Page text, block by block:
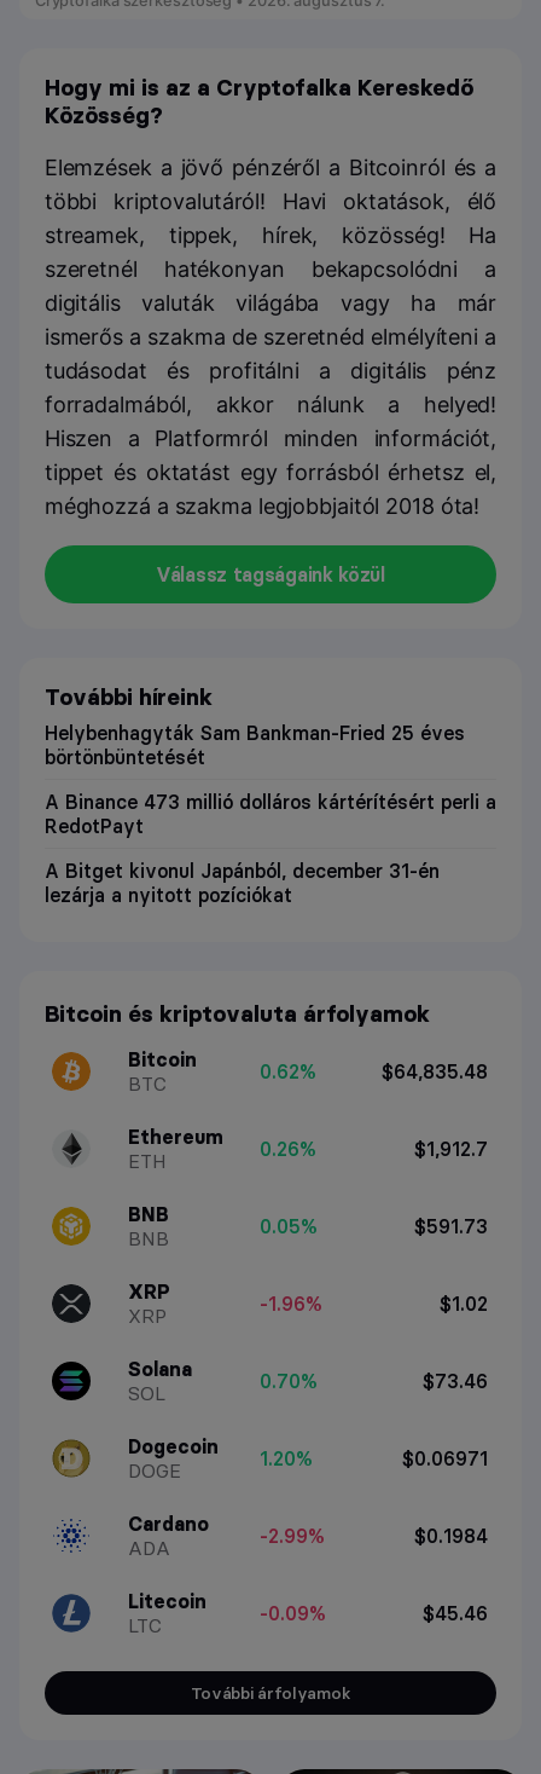
Hogy mi is az a Cryptofalka Kereskedő
Közösség?
Elemzések a jövő pénzéről a Bitcoinról és a
többi kriptovalutáról! Havi oktatások, élő
streamek, tippek, hírek, közösség! Ha
szeretnél hatékonyan bekapcsolódni a
digitális valuták világába vagy ha már
ismerős a szakma de szeretnéd elmélyíteni a
tudásodat és profitálni a digitális pénz
forradalmából, akkor nálunk a helyed!
Hiszen a Platformról minden információt,
tippet és oktatást egy forrásból érhetsz el,
méghozzá a szakma legjobbjaitól 2018 óta!
Válassz tagságaink közül
További híreink
Helybenhagyták Sam Bankman-Fried 25 éves
börtönbüntetését
A Binance 473 millió dolláros kártérítésért perli a
RedotPayt
A Bitget kivonul Japánból, december 31-én
lezárja a nyitott pozíciókat
Bitcoin és kriptovaluta árfolyamok
Bitcoin
BTC
0.62% $64,835.48
Ethereum
ETH
0.26% $1,912.7
BNB
BNB
0.05% $591.73
XRP
XRP
-1.96% $1.02
Solana
SOL
0.70% $73.46
Dogecoin
DOGE
1.20% $0.06971
Cardano
ADA
-2.99% $0.1984
Litecoin
LTC
-0.09% $45.46
További árfolyamok